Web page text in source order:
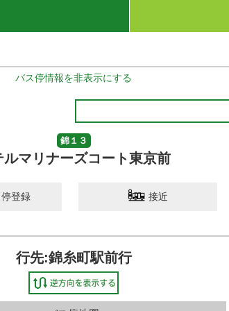
バス停情報を非表示にする
錦１３
ルマリナーズコート東京前
登録 接近
行先:錦糸町駅前行